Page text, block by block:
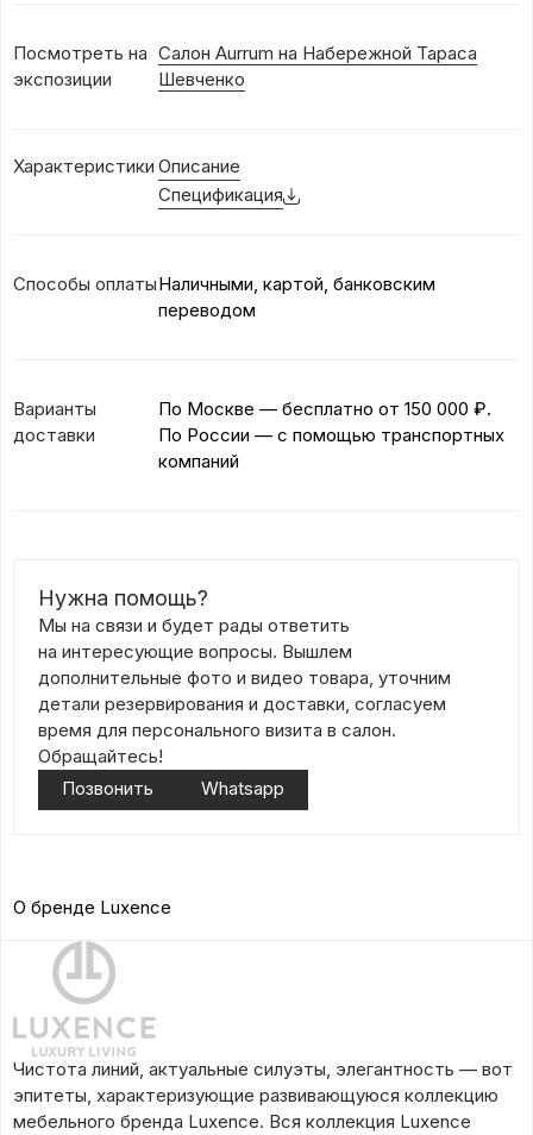
Посмотреть на
экспозиции
Салон Aurrum на Набережной Тараса
Шевченко
Характеристики Описание
Спецификация
Способы оплатыНаличными, картой, банковским
переводом
Варианты
доставки
По Москве — бесплатно от 150 000 ₽.
По России — с помощью транспортных
компаний
Нужна помощь?
Мы на связи и будет рады ответить
на интересующие вопросы. Вышлем
дополнительные фото и видео товара, уточним
детали резервирования и доставки, согласуем
время для персонального визита в салон.
Обращайтесь!
Позвонить
Whatsapp
О бренде Luxence
Чистота линий, актуальные силуэты, элегантность — вот
эпитеты, характеризующие развивающуюся коллекцию
мебельного бренда Luxence. Вся коллекция Luxence